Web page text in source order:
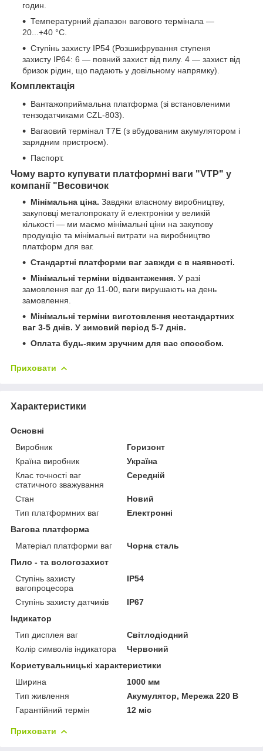
годин.
Температурний діапазон вагового термінала —
20...+40 °C.
Ступінь захисту IP54 (Розшифрування ступеня
захисту IP64: 6 — повний захист від пилу. 4 — захист від
бризок рідин, що падають у довільному напрямку).
Комплектація
Вантажоприймальна платформа (зі встановленими
тензодатчиками CZL-803).
Вагаовий термінал T7E (з вбудованим акумулятором і
зарядним пристроєм).
Паспорт.
Чому варто купувати платформні ваги "VTP" у
компанії "Весовичок
Мінімальна ціна. Завдяки власному виробництву,
закуповці металопрокату й електроніки у великій
кількості — ми маємо мінімальні ціни на закупову
продукцію та мінімальні витрати на виробництво
платформ для ваг.
Стандартні платформи ваг завжди є в наявності.
Мінімальні терміни відвантаження. У разі
замовлення ваг до 11-00, ваги вирушають на день
замовлення.
Мінімальні терміни виготовлення нестандартних
ваг 3-5 днів. У зимовий період 5-7 днів.
Оплата будь-яким зручним для вас способом.
Приховати
Характеристики
Основні
Виробник
Горизонт
Країна виробник
Україна
Клас точності ваг
статичного зважування
Середній
Стан
Новий
Тип платформних ваг
Електронні
Вагова платформа
Матеріал платформи ваг
Чорна сталь
Пило - та вологозахист
Ступінь захисту
вагопроцесора
IP54
Ступінь захисту датчиків
IP67
Індикатор
Тип дисплея ваг
Світлодіодний
Колір символів індикатора
Червоний
Користувальницькі характеристики
Ширина
1000 мм
Тип живлення
Акумулятор, Мережа 220 В
Гарантійний термін
12 міс
Приховати